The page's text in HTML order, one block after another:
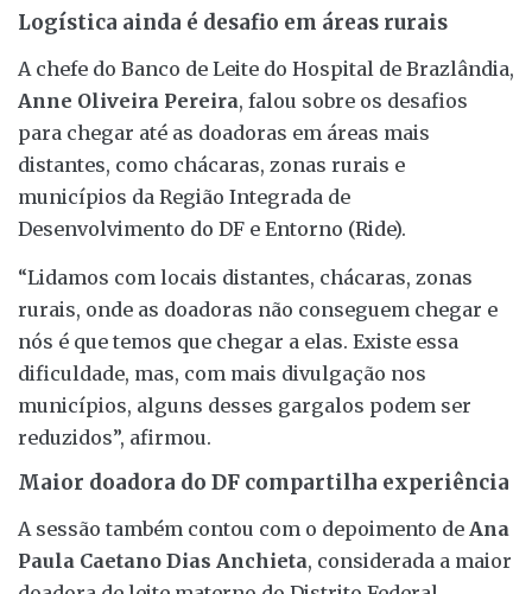
Logística ainda é desafio em áreas rurais
A chefe do Banco de Leite do Hospital de Brazlândia,
Anne Oliveira Pereira, falou sobre os desafios
para chegar até as doadoras em áreas mais
distantes, como chácaras, zonas rurais e
municípios da Região Integrada de
Desenvolvimento do DF e Entorno (Ride).
“Lidamos com locais distantes, chácaras, zonas
rurais, onde as doadoras não conseguem chegar e
nós é que temos que chegar a elas. Existe essa
dificuldade, mas, com mais divulgação nos
municípios, alguns desses gargalos podem ser
reduzidos”, afirmou.
Maior doadora do DF compartilha experiência
A sessão também contou com o depoimento de Ana
Paula Caetano Dias Anchieta, considerada a maior